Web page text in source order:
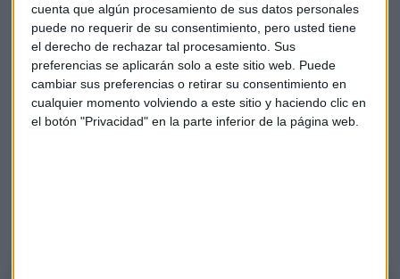
cuenta que algún procesamiento de sus datos personales
puede no requerir de su consentimiento, pero usted tiene
el derecho de rechazar tal procesamiento. Sus
preferencias se aplicarán solo a este sitio web. Puede
cambiar sus preferencias o retirar su consentimiento en
cualquier momento volviendo a este sitio y haciendo clic en
el botón "Privacidad" en la parte inferior de la página web.